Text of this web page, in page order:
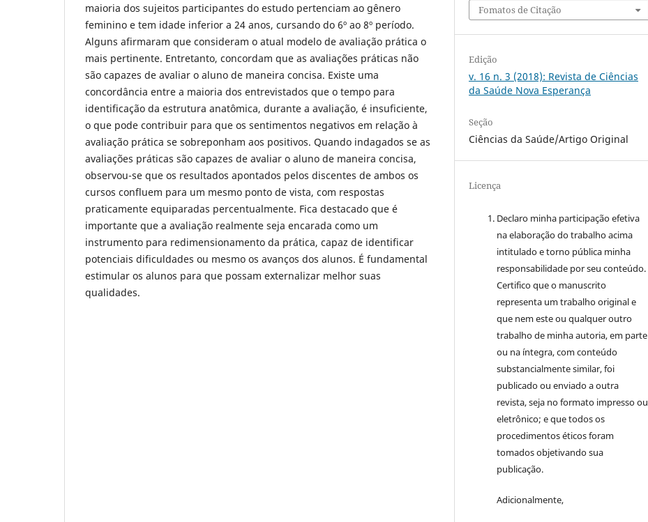
maioria dos sujeitos participantes do estudo pertenciam ao gênero
feminino e tem idade inferior a 24 anos, cursando do 6º ao 8º período.
Alguns afirmaram que consideram o atual modelo de avaliação prática o
mais pertinente. Entretanto, concordam que as avaliações práticas não
são capazes de avaliar o aluno de maneira concisa. Existe uma
concordância entre a maioria dos entrevistados que o tempo para
identificação da estrutura anatômica, durante a avaliação, é insuficiente,
o que pode contribuir para que os sentimentos negativos em relação à
avaliação prática se sobreponham aos positivos. Quando indagados se as
avaliações práticas são capazes de avaliar o aluno de maneira concisa,
observou-se que os resultados apontados pelos discentes de ambos os
cursos confluem para um mesmo ponto de vista, com respostas
praticamente equiparadas percentualmente. Fica destacado que é
importante que a avaliação realmente seja encarada como um
instrumento para redimensionamento da prática, capaz de identificar
potenciais dificuldades ou mesmo os avanços dos alunos. É fundamental
estimular os alunos para que possam externalizar melhor suas
qualidades.
Fomatos de Citação
Edição
v. 16 n. 3 (2018): Revista de Ciências
da Saúde Nova Esperança
Seção
Ciências da Saúde/Artigo Original
Licença
Declaro minha participação efetiva
na elaboração do trabalho acima
intitulado e torno pública minha
responsabilidade por seu conteúdo.
Certifico que o manuscrito
representa um trabalho original e
que nem este ou qualquer outro
trabalho de minha autoria, em parte
ou na íntegra, com conteúdo
substancialmente similar, foi
publicado ou enviado a outra
revista, seja no formato impresso ou
eletrônico; e que todos os
procedimentos éticos foram
tomados objetivando sua
publicação.
Adicionalmente,